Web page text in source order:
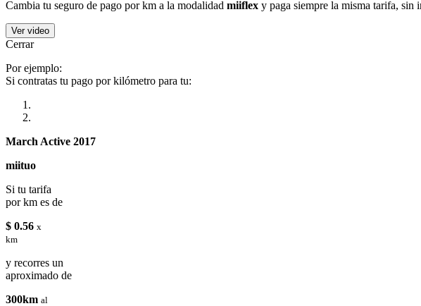
Cambia tu seguro de pago por km a la modalidad miiflex y paga siempre la misma tarifa, sin
Ver video
Cerrar
Por ejemplo:
Si contratas tu pago por kilómetro para tu:
March Active 2017
miituo
Si tu tarifa
por km es de
$ 0.56 x
km
y recorres un
aproximado de
300km al